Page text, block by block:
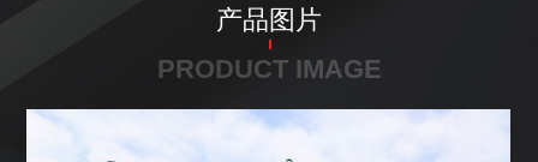
产品图片
PRODUCT IMAGE